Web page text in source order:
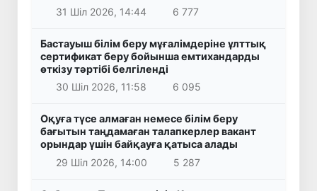
31 Шіл 2026, 14:44
6 777
Бастауыш білім беру мұғалімдеріне ұлттық
сертификат беру бойынша емтихандарды
өткізу тәртібі белгіленді
30 Шіл 2026, 11:58
6 095
Оқуға түсе алмаған немесе білім беру
бағытын таңдамаған талапкерлер вакант
орындар үшін байқауға қатыса алады
29 Шіл 2026, 14:00
5 287